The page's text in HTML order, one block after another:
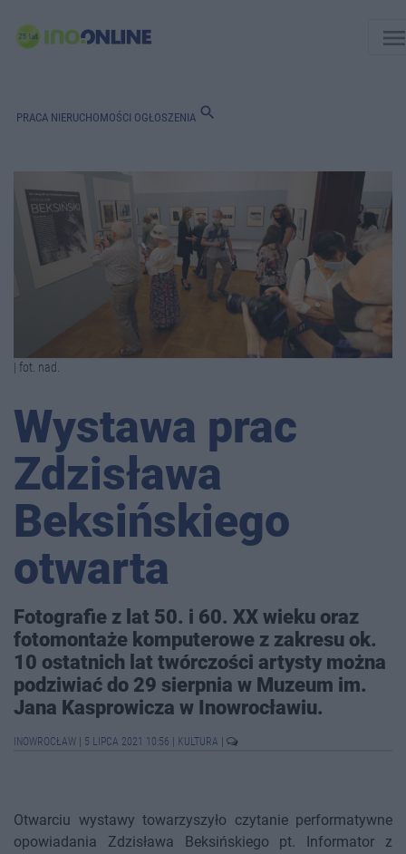
PRACA NIERUCHOMOŚCI OGŁOSZENIA search
| fot. nad.
Wystawa prac
Zdzisława
Beksińskiego
otwarta
Fotografie z lat 50. i 60. XX wieku oraz
fotomontaże komputerowe z zakresu ok.
10 ostatnich lat twórczości artysty można
podziwiać do 29 sierpnia w Muzeum im.
Jana Kasprowicza w Inowrocławiu.
INOWROCŁAW 5 LIPCA 2021 10:56 KULTURA
Otwarciu wystawy towarzyszyło czytanie performatywne
opowiadania Zdzisława Beksińskiego pt. Informator z